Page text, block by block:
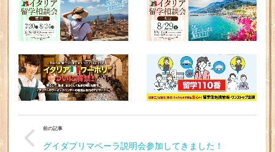
前の記事
グイダプリマベーラ説明会参加してきました！